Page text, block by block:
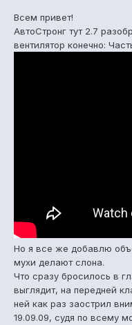
Всем привет!
АвтоСтронг тут 2.7
вентилятор конечно:
Но я все же добавлю
мухи делают слона.
Что сразу бросилось в
выглядит, на передней
ней как раз заострил
19.09.09, судя по всему